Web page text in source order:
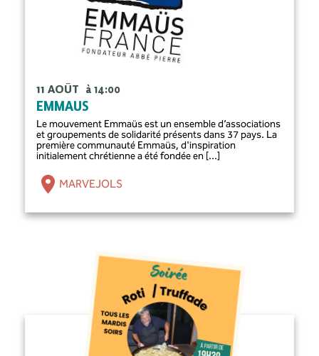
11 AOÛT à 14:00
EMMAUS
Le mouvement Emmaüs est un ensemble d’associations
et groupements de solidarité présents dans 37 pays. La
première communauté Emmaüs, d'inspiration
initialement chrétienne a été fondée en [...]
MARVEJOLS